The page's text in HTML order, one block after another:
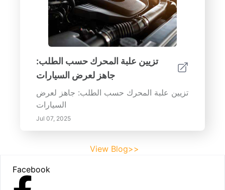
تزيين علبة المحرك حسب الطلب:
جاهز لعرض السيارات
تزيين علبة المحرك حسب الطلب: جاهز لعرض
السيارات
Jul 07, 2025
View Blog>>
Facebook